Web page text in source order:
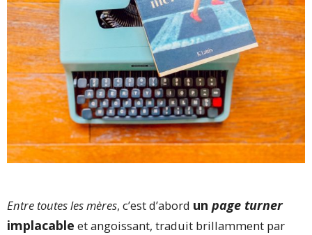
Entre toutes les mères, c’est d’abord un page turner
implacable et angoissant, traduit brillamment par